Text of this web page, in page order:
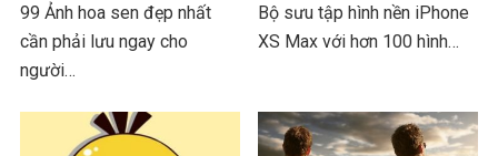
99 Ảnh hoa sen đẹp nhất
cần phải lưu ngay cho
người…
Bộ sưu tập hình nền iPhone
XS Max với hơn 100 hình…